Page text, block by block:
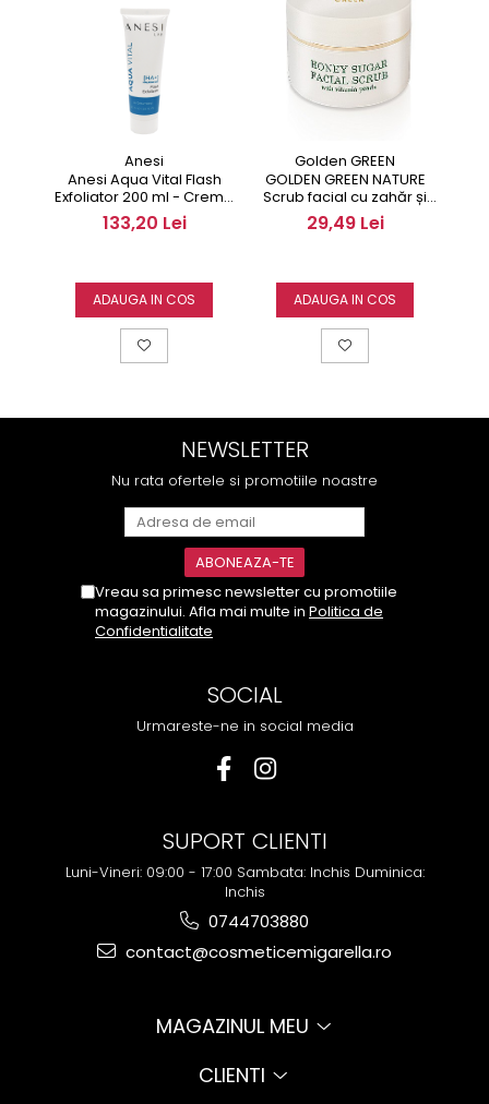
Anesi
Anesi Aqua Vital Flash
Exfoliator 200 ml - Crema
exfolianta
133,20 Lei
ADAUGA IN COS
Golden GREEN
GOLDEN GREEN NATURE
Scrub facial cu zahăr și
miere cu vitamine 50ml
29,49 Lei
ADAUGA IN COS
NEWSLETTER
Nu rata ofertele si promotiile noastre
Vreau sa primesc newsletter cu promotiile
magazinului. Afla mai multe in Politica de
Confidentialitate
SOCIAL
Urmareste-ne in social media
SUPORT CLIENTI
Luni-Vineri: 09:00 - 17:00 Sambata: Inchis Duminica:
Inchis
0744703880
contact@cosmeticemigarella.ro
MAGAZINUL MEU
CLIENTI